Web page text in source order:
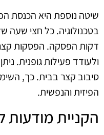
שיטה נוספת היא הכנסת
בטכנולוגיה. כל חצי
דקות הפסקה. הפסקות
ולעודד פעילות גופנית.
סיבוב קצר בבית. כך,
הפיזית והנפשית.
הקניית מודעות